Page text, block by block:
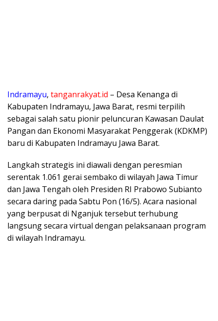
Indramayu, tanganrakyat.id – Desa Kenanga di
Kabupaten Indramayu, Jawa Barat, resmi terpilih
sebagai salah satu pionir peluncuran Kawasan Daulat
Pangan dan Ekonomi Masyarakat Penggerak (KDKMP)
baru di Kabupaten Indramayu Jawa Barat.
Langkah strategis ini diawali dengan peresmian
serentak 1.061 gerai sembako di wilayah Jawa Timur
dan Jawa Tengah oleh Presiden RI Prabowo Subianto
secara daring pada Sabtu Pon (16/5). Acara nasional
yang berpusat di Nganjuk tersebut terhubung
langsung secara virtual dengan pelaksanaan program
di wilayah Indramayu.